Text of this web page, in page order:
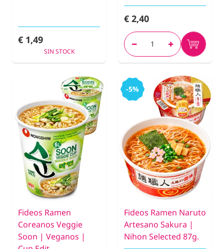
€ 1,49
SIN STOCK
€ 2,40
Fideos Ramen
Coreanos Veggie
Soon | Veganos |
-5%
Fideos Ramen Naruto
Artesano Sakura |
Nihon Selected 87g.